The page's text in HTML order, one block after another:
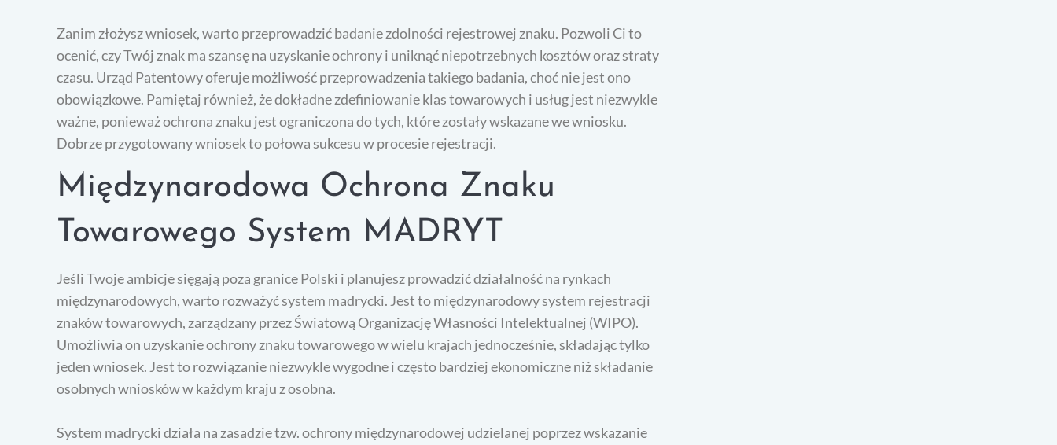
Zanim złożysz wniosek, warto przeprowadzić badanie zdolności rejestrowej znaku. Pozwoli Ci to
ocenić, czy Twój znak ma szansę na uzyskanie ochrony i uniknąć niepotrzebnych kosztów oraz straty
czasu. Urząd Patentowy oferuje możliwość przeprowadzenia takiego badania, choć nie jest ono
obowiązkowe. Pamiętaj również, że dokładne zdefiniowanie klas towarowych i usług jest niezwykle
ważne, ponieważ ochrona znaku jest ograniczona do tych, które zostały wskazane we wniosku.
Dobrze przygotowany wniosek to połowa sukcesu w procesie rejestracji.
Międzynarodowa Ochrona Znaku
Towarowego System MADRYT
Jeśli Twoje ambicje sięgają poza granice Polski i planujesz prowadzić działalność na rynkach
międzynarodowych, warto rozważyć system madrycki. Jest to międzynarodowy system rejestracji
znaków towarowych, zarządzany przez Światową Organizację Własności Intelektualnej (WIPO).
Umożliwia on uzyskanie ochrony znaku towarowego w wielu krajach jednocześnie, składając tylko
jeden wniosek. Jest to rozwiązanie niezwykle wygodne i często bardziej ekonomiczne niż składanie
osobnych wniosków w każdym kraju z osobna.
System madrycki działa na zasadzie tzw. ochrony międzynarodowej udzielanej poprzez wskazanie